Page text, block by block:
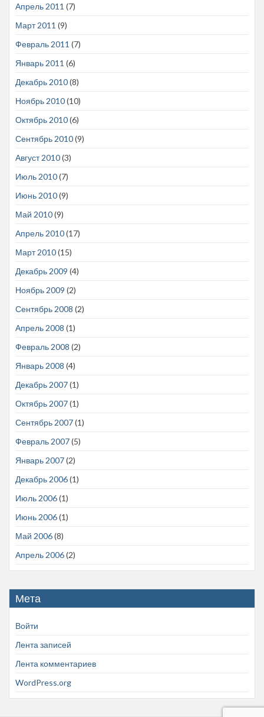
Апрель 2011 (7)
Март 2011 (9)
Февраль 2011 (7)
Январь 2011 (6)
Декабрь 2010(8)
Ноябрь 2010(10)
Октябрь 2010(6)
Сентябрь 2010(9)
Август 2010(3)
Июль 2010(7)
Июнь 2010(9)
Май 2010(9)
Апрель 2010(17)
Март 2010(15)
Декабрь 2009 (4)
Ноябрь 2009 (2)
Сентябрь 2008 (2)
Апрель 2008 (1)
Февраль 2008 (2)
Январь 2008 (4)
Декабрь 2007(1)
Октябрь 2007(1)
Сентябрь 2007(1)
Февраль 2007(5)
Январь 2007(2)
Декабрь 2006(1)
Июль 2006(1)
Июнь 2006(1)
Май 2006(8)
Апрель 2006(2)
Мета
Войти
Лента записей
Лента комментариев
WordPress.org